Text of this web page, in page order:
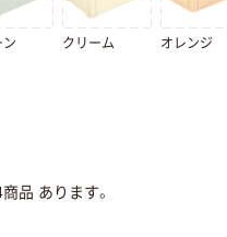
ン クリーム オレンジ
商品 あります。